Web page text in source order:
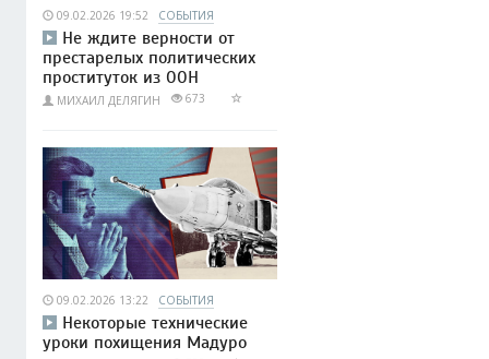
09.02.2026 19:52 СОБЫТИЯ
Не ждите верности от
престарелых политических
проституток из ООН
МИХАИЛ ДЕЛЯГИН 673
09.02.2026 13:22 СОБЫТИЯ
Некоторые технические
уроки похищения Мадуро